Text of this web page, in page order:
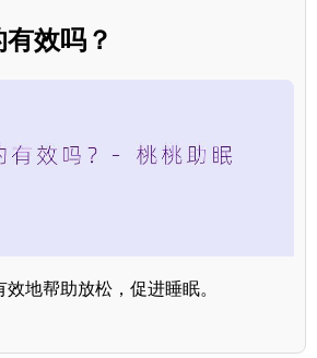
效吗？
地帮助放松，促进睡眠。